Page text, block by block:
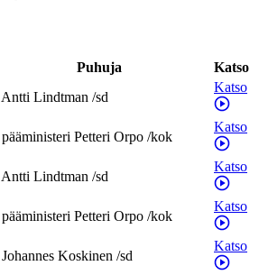
Puhuja
Katso
Antti Lindtman /sd
Katso
pääministeri Petteri Orpo /kok
Katso
Antti Lindtman /sd
Katso
pääministeri Petteri Orpo /kok
Katso
Johannes Koskinen /sd
Katso